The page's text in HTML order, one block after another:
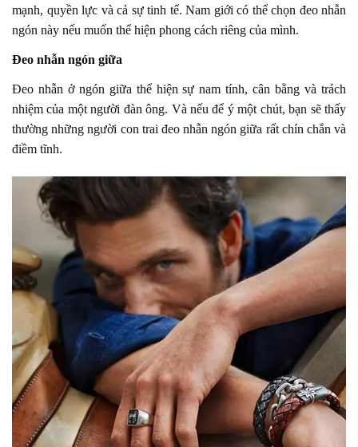
mạnh, quyền lực và cả sự tinh tế. Nam giới có thể chọn đeo nhẫn
ngón này nếu muốn thể hiện phong cách riêng của mình.
Đeo nhẫn ngón giữa
Đeo nhẫn ở ngón giữa thể hiện sự nam tính, cân bằng và trách
nhiệm của một người đàn ông. Và nếu để ý một chút, bạn sẽ thấy
thường những người con trai đeo nhẫn ngón giữa rất chín chắn và
điềm tĩnh.